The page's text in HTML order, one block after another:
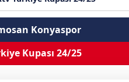
Konyaspor
Kupası 24/25